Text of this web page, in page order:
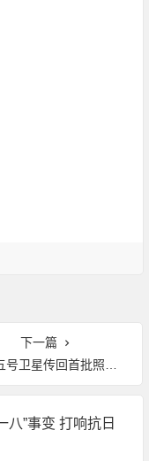
下一篇
传回首批照片失焦？台科技部门回应
八”事变 打响抗日